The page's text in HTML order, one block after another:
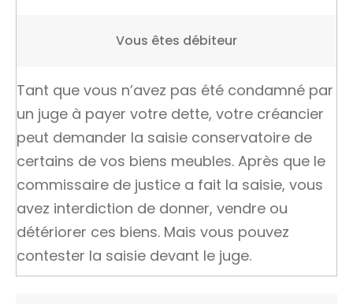
Vous êtes débiteur
Tant que vous n’avez pas été condamné par
un juge à payer votre dette, votre créancier
peut demander la saisie conservatoire de
certains de vos biens meubles. Après que le
commissaire de justice a fait la saisie, vous
avez interdiction de donner, vendre ou
détériorer ces biens. Mais vous pouvez
contester la saisie devant le juge.